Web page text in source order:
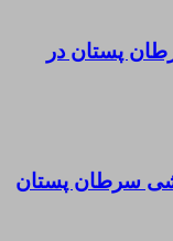
پستان در
سرطان پستان